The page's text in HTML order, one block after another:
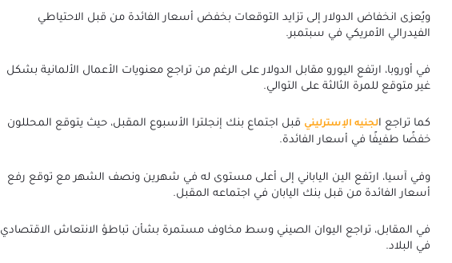
ويُعزى انخفاض الدولار إلى تزايد التوقعات بخفض أسعار الفائدة من قبل الاحتياطي
الفيدرالي الأمريكي في سبتمبر.
في أوروبا، ارتفع اليورو مقابل الدولار على الرغم من تراجع معنويات الأعمال الألمانية بشكل
غير متوقع للمرة الثالثة على التوالي.
كما تراجع الجنيه الإسترليني قبل اجتماع بنك إنجلترا الأسبوع المقبل، حيث يتوقع المحللون
خفضًا طفيفًا في أسعار الفائدة.
وفي آسيا، ارتفع الين الياباني إلى أعلى مستوى له في شهرين ونصف الشهر مع توقع رفع
أسعار الفائدة من قبل بنك اليابان في اجتماعه المقبل.
في المقابل، تراجع اليوان الصيني وسط مخاوف مستمرة بشأن تباطؤ الانتعاش الاقتصادي
في البلاد.